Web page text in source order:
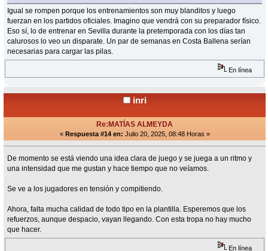
Igual se rompen porque los entrenamientos son muy blanditos y luego
fuerzan en los partidos oficiales. Imagino que vendrá con su preparador físico.
Eso sí, lo de entrenar en Sevilla durante la pretemporada con los días tan
calurosos lo veo un disparate. Un par de semanas en Costa Ballena serían
necesarias para cargar las pilas.
En línea
inri
Re:MATÍAS ALMEYDA
« Respuesta #14 en: Julio 20, 2025, 08:48 Horas »
De momento se está viendo una idea clara de juego y se juega a un ritmo y
una intensidad que me gustan y hace tiempo que no veíamos.
Se ve a los jugadores en tensión y compitiendo.
Ahora, falta mucha calidad de todo tipo en la plantilla. Esperemos que los
refuerzos, aunque despacio, vayan llegando. Con esta tropa no hay mucho
que hacer.
En línea